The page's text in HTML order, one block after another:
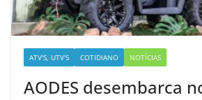
ATV'S, UTV'S COTIDIANO NOTÍCIAS
AODES desembarca